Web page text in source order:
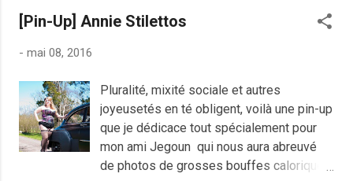
pas de la faute de Hollande. Bon, on rigole
sauce Thatcher. La gauche implose pour
cause de "dérive néolibérale"? Ce n'est
rien à côté de ce que Alain Juppé et la
droite préparent . Alain Juppé, le
renouveau pour les amnésiques. Et le
[Pin-Up] Annie Stilettos
- mai 08, 2016
Pluralité, mixité sociale et autres
joyeusetés en té obligent, voilà une pin-up
que je dédicace tout spécialement pour
mon ami Jegoun qui nous aura abreuvé
de photos de grosses bouffes caloriques